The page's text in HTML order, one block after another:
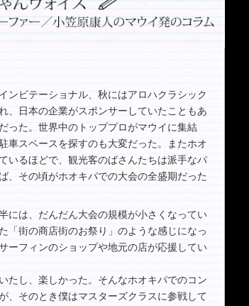
ビテーショナル、秋にはアロハクラシック
、日本の企業がスポンサーしていたこともあ
った。世界中のトッププロがマウイに集結
車スペースを探すのも大変だった。またホオ
いるほどで、観光客のばさんたちは派手なパ
、その頃がホオキパでの大会の全盛期だった
には、だんだん大会の規模が小さくなってい
「街の商店街のお祭り」のような感じになっ
ーフィンのショップや地元の店が応援してい
し、楽しかった。そんなホオキパでのコン
、そのとき僕はマスターズクラスに参戦して